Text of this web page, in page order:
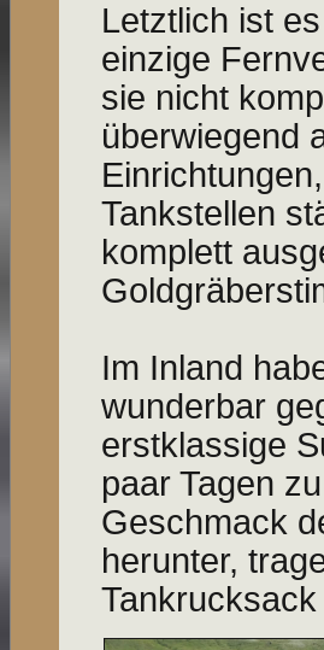
Letztlich ist
einzige
sie nicht
überwiegend
Tankstellen
komplett
Im Inland
wunderbar
erstklassige
paar Tagen
Geschmack
herunter,